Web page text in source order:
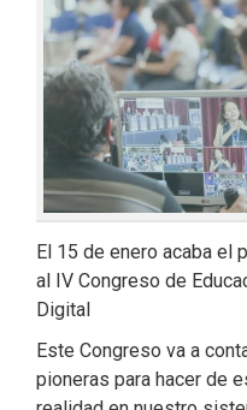
El 15 de enero acaba el
al IV Congreso de
Digital
Este Congreso va a
pioneras para hacer de